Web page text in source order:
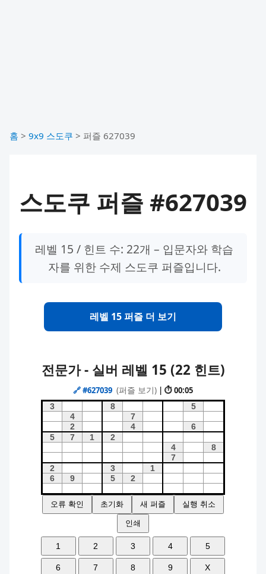
홈 > 9x9 스도쿠 > 퍼즐 627039
스도쿠 퍼즐 #627039
레벨 15 / 힌트 수: 22개 – 입문자와 학습
자를 위한 수제 스도쿠 퍼즐입니다.
레벨 15 퍼즐 더 보기
전문가 - 실버 레벨 15 (22 힌트)
🔗#627039 (퍼즐 보기) | ⏱ 00:05
오류 확인 초기화 새 퍼즐 실행 취소
인쇄
1 2 3 4 5
6 7 8 9 X